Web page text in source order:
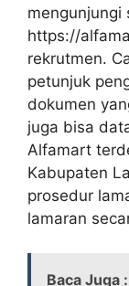
mengunjungi
https://
rekrutmen.
petunjuk
dokumen
juga bisa
Alfamart
Kabupaten
prosedur
lamaran
Baca Juga :